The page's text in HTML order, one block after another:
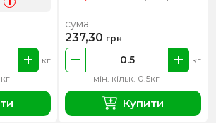
кг
мін. кільк. 0.5кг
кг
сума
237,30 грн
Купити